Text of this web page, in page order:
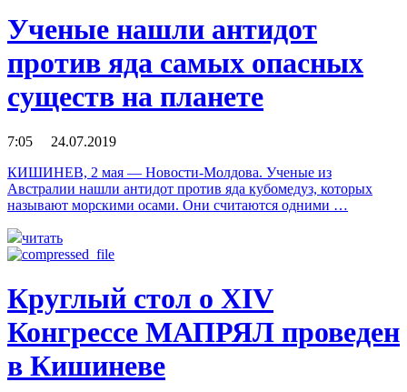
Ученые нашли антидот
против яда самых опасных
существ на планете
7:05 24.07.2019
КИШИНЕВ, 2 мая — Новости-Молдова. Ученые из
Австралии нашли антидот против яда кубомедуз, которых
называют морскими осами. Они считаются одними …
читать
Круглый стол о XIV
Конгрессе МАПРЯЛ проведен
в Кишиневе